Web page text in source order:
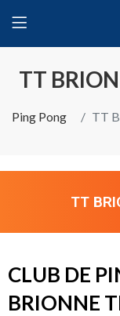
TT
Ping Pong TT
TT
CLUB DE
BRIONNE